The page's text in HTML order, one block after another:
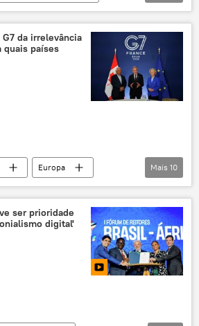
ferrovia
África
Democrática do Congo
da irrelevância
quais países
Europa
Sul Global
Índia
BRICS
G7
lista
Mais 10
ser prioridade
digital'